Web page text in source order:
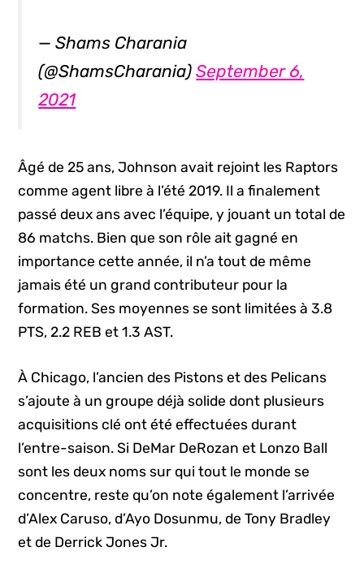
— Shams Charania
(@ShamsCharania)September 6,
2021
Âgé de 25 ans, Johnson avait rejoint les Raptors
comme agent libre à l’été 2019. Il a finalement
passé deux ans avec l’équipe, y jouant un total de
86 matchs. Bien que son rôle ait gagné en
importance cette année, il n’a tout de même
jamais été un grand contributeur pour la
formation. Ses moyennes se sont limitées à 3.8
PTS, 2.2 REB et 1.3 AST.
À Chicago, l’ancien des Pistons et des Pelicans
s’ajoute à un groupe déjà solide dont plusieurs
acquisitions clé ont été effectuées durant
l’entre-saison. Si DeMar DeRozan et Lonzo Ball
sont les deux noms sur qui tout le monde se
concentre, reste qu’on note également l’arrivée
d’Alex Caruso, d’Ayo Dosunmu, de Tony Bradley
et de Derrick Jones Jr.